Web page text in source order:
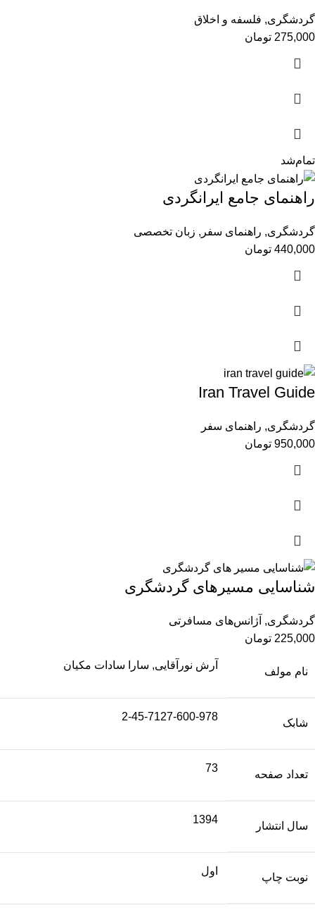
گردشگری, فلسفه و اخلاق
275,000 تومان
تمام‌شد
راهنمای جامع ایرانگردی
گردشگری, راهنمای سفر , زبان تخصصی
440,000 تومان
Iran Travel Guide
گردشگری, راهنمای سفر
950,000 تومان
شناسایی مسیرهای گردشگری
گردشگری, آژانس‌های مسافرتی
225,000 تومان
نام مولف
آرش نورآقایی, سارا سادات مکیان
شابک
2-45-7127-600-978
تعداد صفحه
73
سال انتشار
1394
نوبت چاپ
اول